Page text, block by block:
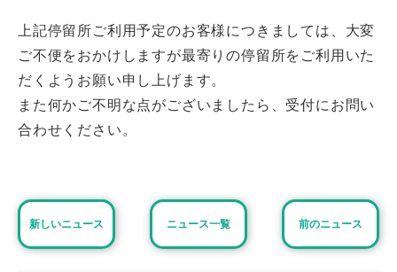
上記停留所ご利用予定のお客様につきましては、大変
ご不便をおかけしますが最寄りの停留所をご利用いた
だくようお願い申し上げます。
また何かご不明な点がございましたら、受付にお問い
合わせください。
新しいニュース ニュース一覧 前のニュース